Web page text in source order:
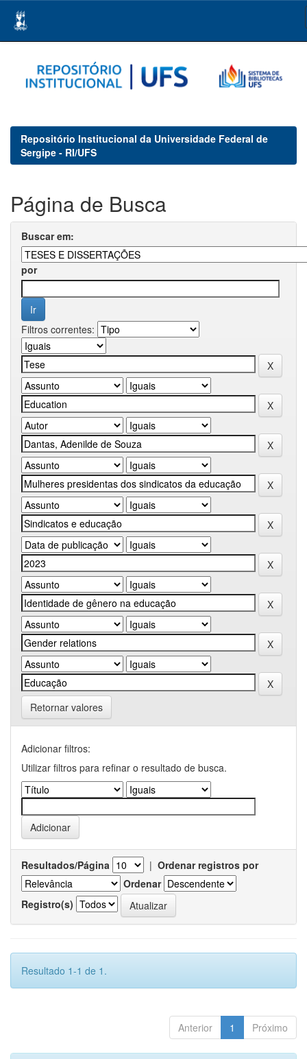
navigation
Repositório Institucional da Universidade Federal de
Sergipe - RI/UFS
Página de Busca
Buscar em:
por
Filtros correntes:
Retornar valores
Adicionar filtros:
Utilizar filtros para refinar o resultado de busca.
Resultados/Página | Ordenar registros por
Ordenar
Registro(s)
Resultado 1-1 de 1.
Anterior 1 Próximo